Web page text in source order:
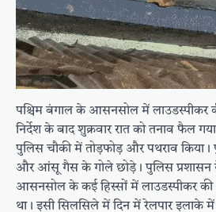
पश्चिम बंगाल के आसनसोल में
निर्देश के बाद शुक्रवार रात को तनाव फैल
पुलिस चौकी में तोड़फोड़ और पथराव किया।
और आंसू गैस के गोले छोड़े। पुलिस प्रशासन ने
आसनसोल के कई हिस्सों में लाउडस्पीकर
था। इसी सिलसिले में दिन में रेलपार इलाके